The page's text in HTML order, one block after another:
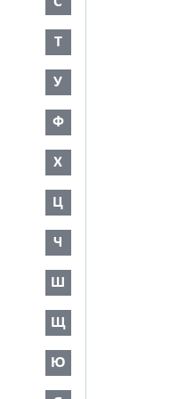
Т
У
Ф
Х
Ц
Ч
Ш
Щ
Ю